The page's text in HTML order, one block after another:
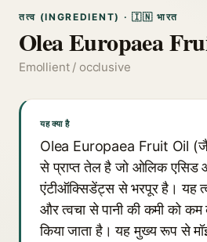
तत्व (INGREDIENT) · 🇮🇳 भारत
Olea Europaea
Emollient / occlusive
यह क्या है
Olea Europaea Fruit Oil
से प्राप्त तेल है जो ओलिक
एंटीऑक्सिडेंट्स से भरपूर है। यह
और त्वचा से पानी की कमी को
किया जाता है। यह मुख्य रूप से